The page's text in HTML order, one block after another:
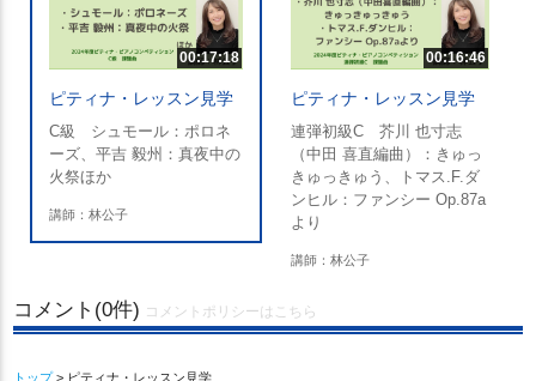
00:17:18
ピティナ・レッスン見学
C級 シュモール：ポロネ
ーズ、平吉 毅州：真夜中の
火祭ほか
講師：林公子
00:16:46
ピティナ・レッスン見学
連弾初級C 芥川 也寸志
（中田 喜直編曲）：きゅっ
きゅっきゅう、トマス.F.ダ
ンヒル：ファンシー Op.87a
より
講師：林公子
コメント(0件) コメントポリシーはこちら
トップ> ピティナ・レッスン見学